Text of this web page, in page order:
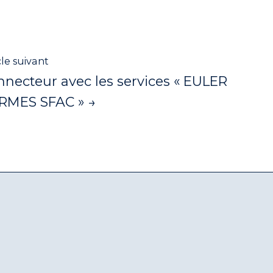
suivant
avec les services « EULER
SFAC » →